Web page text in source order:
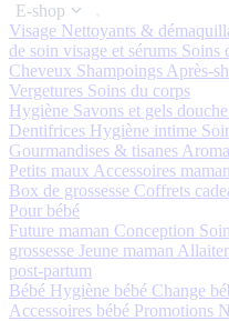
E-shop
Visage Nettoyants &
de soin visage et sérums Soins
Cheveux Shampoings Après-
Vergetures Soins du corps
Hygiène Savons et gels douche
Dentifrices Hygiène intime
Gourmandises & tisanes
Petits maux Accessoires maman
Box de grossesse Coffrets
Pour bébé
Future maman Conception
grossesse Jeune maman
post-partum
Bébé Hygiène bébé Change
Accessoires bébé Promotions